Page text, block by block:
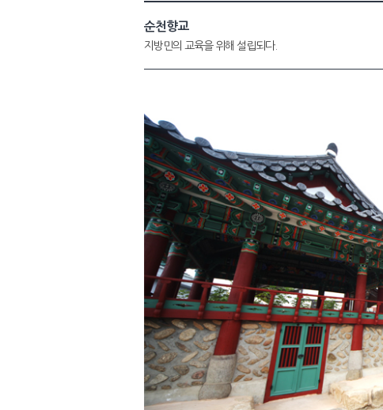
순천향교
지방민의 교육을 위해 설립되다.